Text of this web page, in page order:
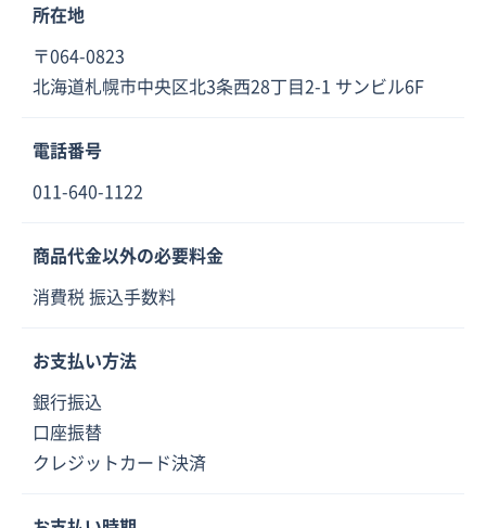
所在地
〒064-0823
北海道札幌市中央区北3条西28丁目2-1 サンビル6F
電話番号
011-640-1122
商品代金以外の必要料金
消費税 振込手数料
お支払い方法
銀行振込
口座振替
クレジットカード決済